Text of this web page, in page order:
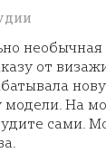
от
модели. На
сами.